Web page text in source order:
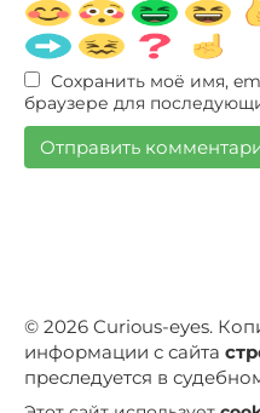
Сохранить моё имя,
браузере для
© 2026 Curious-eyes.
информации с сайта
преследуется в